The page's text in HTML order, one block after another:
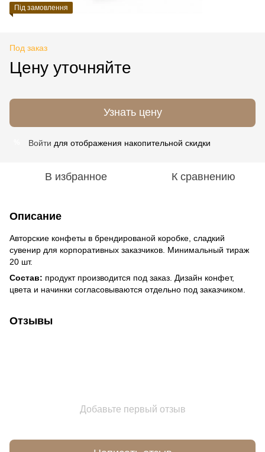
Під замовлення
Под заказ
Цену уточняйте
Узнать цену
Войти для отображения накопительной скидки
В избранное К сравнению
Описание
Авторские конфеты в брендированой коробке, сладкий
сувенир для корпоративных заказчиков. Минимальный тираж
20 шт.
Состав: продукт производится под заказ. Дизайн конфет,
цвета и начинки согласовываются отдельно под заказчиком.
Отзывы
Добавьте первый отзыв